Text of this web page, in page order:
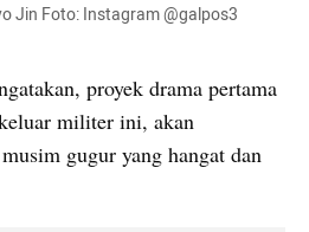
Jin Foto: Instagram @galpos3
proyek drama pertama
militer ini, akan
gugur yang hangat dan